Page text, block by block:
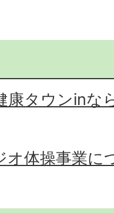
康タウンinな
オ体操事業に